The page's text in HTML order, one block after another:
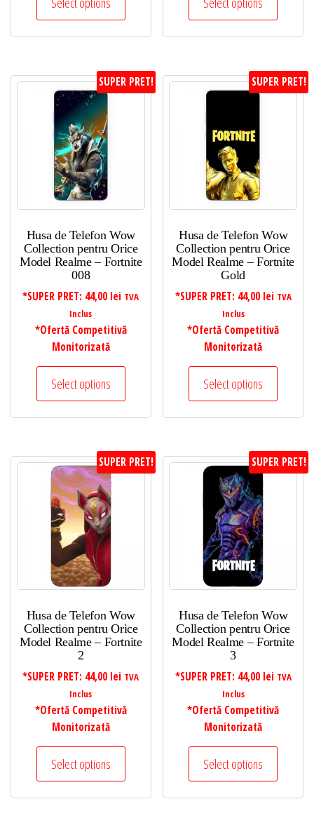
SUPER PRET!
Husa de Telefon Wow
Collection pentru Orice
Model Realme – Fortnite
008
*SUPER PRET: 44,00 lei TVA
Inclus
*Ofertă Competitivă
Monitorizată
Select options
SUPER PRET!
Husa de Telefon Wow
Collection pentru Orice
Model Realme – Fortnite
Gold
*SUPER PRET: 44,00 lei TVA
Inclus
*Ofertă Competitivă
Monitorizată
Select options
SUPER PRET!
Husa de Telefon Wow
Collection pentru Orice
Model Realme – Fortnite
2
*SUPER PRET: 44,00 lei TVA
Inclus
*Ofertă Competitivă
Monitorizată
Select options
SUPER PRET!
Husa de Telefon Wow
Collection pentru Orice
Model Realme – Fortnite
3
*SUPER PRET: 44,00 lei TVA
Inclus
*Ofertă Competitivă
Monitorizată
Select options